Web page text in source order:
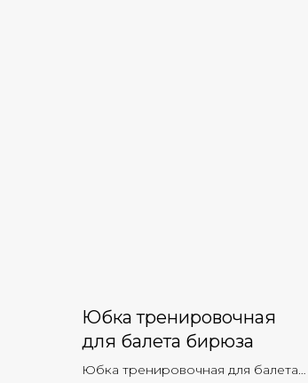
Юбка тренировочная
для балета бирюза
Юбка тренировочная для балета